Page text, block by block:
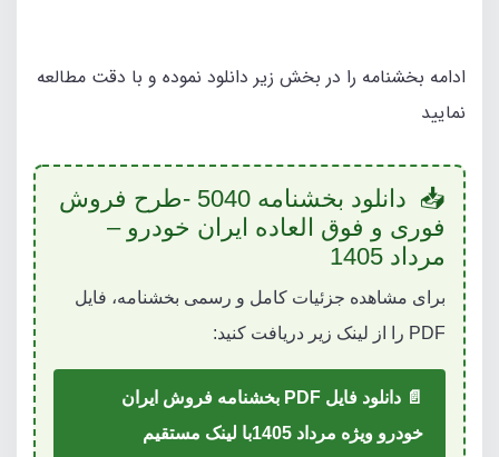
ادامه بخشنامه را در بخش زیر دانلود نموده و با دقت مطالعه
نمایید
📥 دانلود بخشنامه 5040 -طرح فروش
فوری و فوق العاده ایران خودرو –
مرداد 1405
برای مشاهده جزئیات کامل و رسمی بخشنامه، فایل
PDF را از لینک زیر دریافت کنید:
📄 دانلود فایل PDF بخشنامه فروش ایران
خودرو ویژه مرداد 1405با لینک مستقیم